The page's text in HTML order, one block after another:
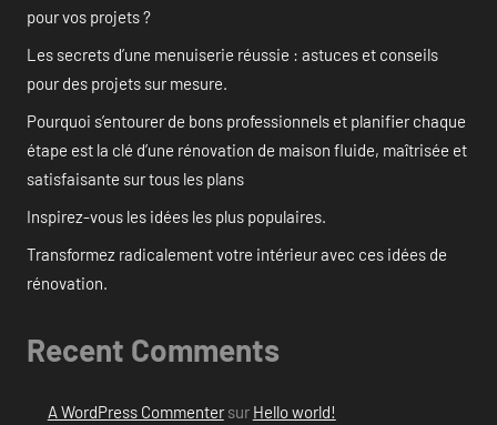
pour vos projets ?
Les secrets d’une menuiserie réussie : astuces et conseils
pour des projets sur mesure.
Pourquoi s’entourer de bons professionnels et planifier chaque
étape est la clé d’une rénovation de maison fluide, maîtrisée et
satisfaisante sur tous les plans
Inspirez-vous les idées les plus populaires.
Transformez radicalement votre intérieur avec ces idées de
rénovation.
Recent Comments
A WordPress Commentersur Hello world!